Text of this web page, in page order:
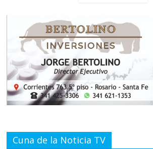
Cuna de la Noticia TV